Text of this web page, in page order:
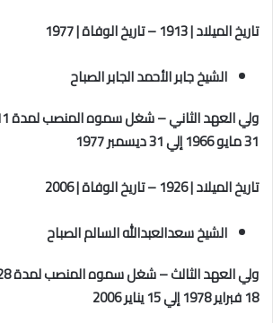
تاريخ الميلاد | 1913
–تاريخ الوفاة | 1977
الشيخ جابر الأحمد الجابر الصباح
ولي العهد الثاني–
31 مايو 1966 إلي 31 ديسمبر 1977
تاريخ الميلاد | 1926
–تاريخ الوفاة | 2006
الشيخ سعدالعبدالله السالم الصباح
ولي العهد الثالث–
18 فبراير 1978 إلي 15 يناير 2006